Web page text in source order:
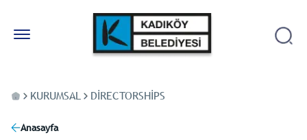
KURUMSAL DIRECTORSHIPS
Anasayfa